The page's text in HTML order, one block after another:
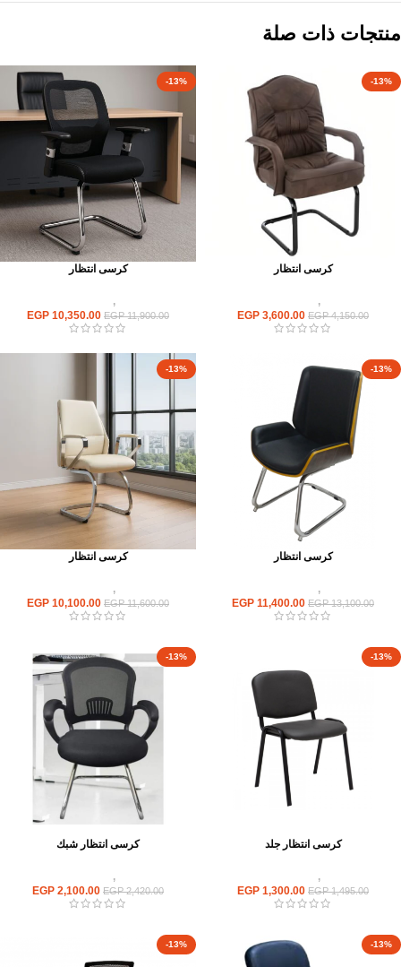
منتجات ذات صلة
-13%
كرسى انتظار
,
EGP4,150.00
EGP 3,600.00
-13%
كرسى انتظار
,
EGP11,900.00
EGP 10,350.00
-13%
كرسى انتظار
,
EGP13,100.00
EGP 11,400.00
-13%
كرسى انتظار
,
EGP11,600.00
EGP 10,100.00
-13%
كرسى انتظار جلد
,
EGP1,495.00
EGP 1,300.00
-13%
كرسى انتظار شبك
,
EGP2,420.00
EGP 2,100.00
-13%
-13%